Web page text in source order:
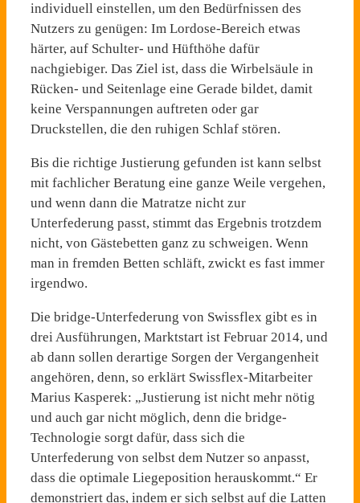
individuell einstellen, um den Bedürfnissen des
Nutzers zu genügen: Im Lordose-Bereich etwas
härter, auf Schulter- und Hüfthöhe dafür
nachgiebiger. Das Ziel ist, dass die Wirbelsäule in
Rücken- und Seitenlage eine Gerade bildet, damit
keine Verspannungen auftreten oder gar
Druckstellen, die den ruhigen Schlaf stören.
Bis die richtige Justierung gefunden ist kann selbst
mit fachlicher Beratung eine ganze Weile vergehen,
und wenn dann die Matratze nicht zur
Unterfederung passt, stimmt das Ergebnis trotzdem
nicht, von Gästebetten ganz zu schweigen. Wenn
man in fremden Betten schläft, zwickt es fast immer
irgendwo.
Die bridge-Unterfederung von Swissflex gibt es in
drei Ausführungen, Marktstart ist Februar 2014, und
ab dann sollen derartige Sorgen der Vergangenheit
angehören, denn, so erklärt Swissflex-Mitarbeiter
Marius Kasperek: „Justierung ist nicht mehr nötig
und auch gar nicht möglich, denn die bridge-
Technologie sorgt dafür, dass sich die
Unterfederung von selbst dem Nutzer so anpasst,
dass die optimale Liegeposition herauskommt.“ Er
demonstriert das, indem er sich selbst auf die Latten